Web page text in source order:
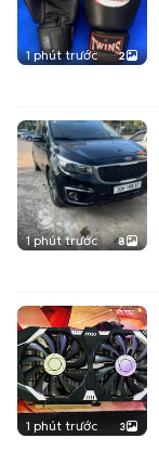
1 phút trước 2
1 phút trước 8
1 phút trước 3